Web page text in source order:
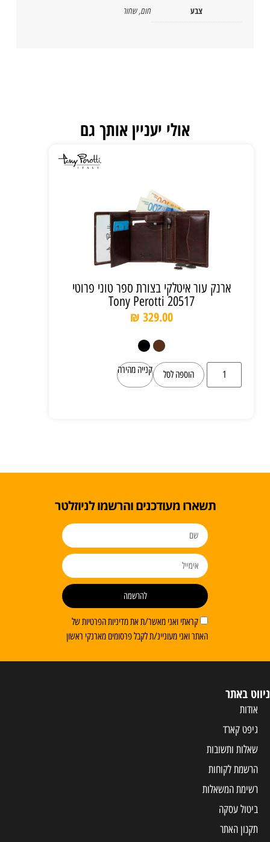
צבע חום,שחור
אולי יעניין אותך גם
ארנק עור איטלקי בצורת ספר טוני פרוטי
Tony Perotti 20517
₪ 329.00
הוספה לסל קנייה מהירה
תשארו מעודכנים והרשמו לניוזלטר
קראתי ואני מאשר/ת את מדיניות הפרטיות של
האתר ואני מעוניינ/ת לקבל פרסומים מארנקי ראשון
להרשמה
ניווט באתר
אודות
גיפט קארד
שאלות ותשובות
הרשמת לקוחות
רשימת המשאלות
ביטול עסקה
תקנון האתר